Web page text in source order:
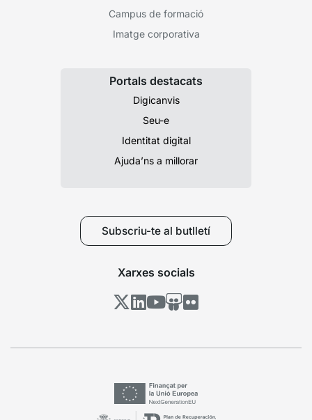
Campus de formació
Imatge corporativa
Portals destacats
Digicanvis
Seu-e
Identitat digital
Ajuda’ns a millorar
Subscriu-te al butlletí
Xarxes socials